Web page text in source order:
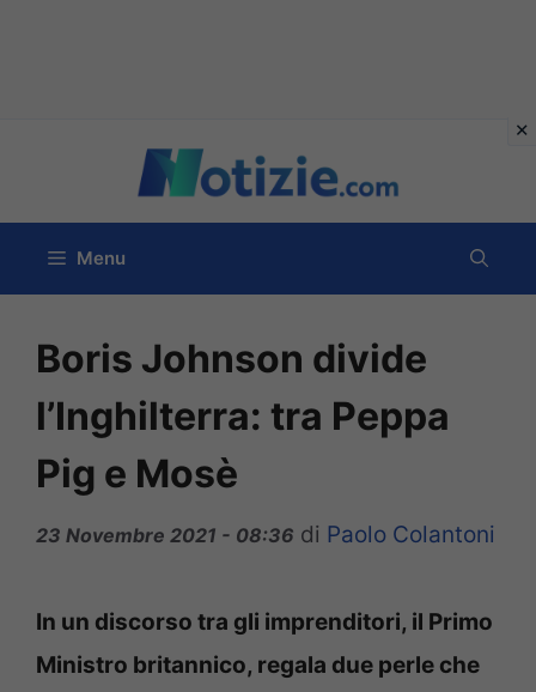
contenuto
Menu
Boris Johnson divide
l’Inghilterra: tra Peppa
Pig e Mosè
23 Novembre 2021 - 08:36 di Paolo Colantoni
In un discorso tra gli imprenditori, il Primo
Ministro britannico, regala due perle che